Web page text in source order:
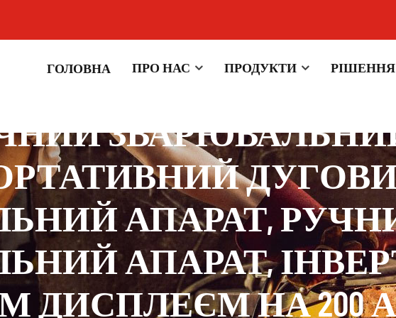
ГОЛОВНА ПРО НАС ПРОДУКТИ РІШЕННЯ
РУЧНИЙ
ПОРТАТИВНИЙ
АПАРАТ,
АПАРАТ,
ДИСПЛЕЄМ НА 200